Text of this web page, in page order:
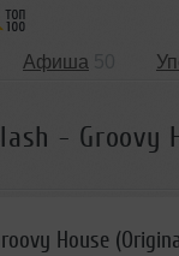
Афиша
- Groovy
House